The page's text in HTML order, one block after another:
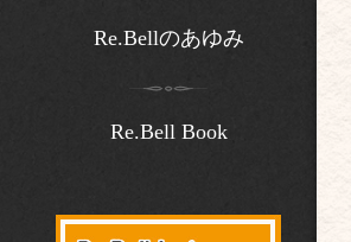
Re.Bellのあゆみ
Re.Bell Book